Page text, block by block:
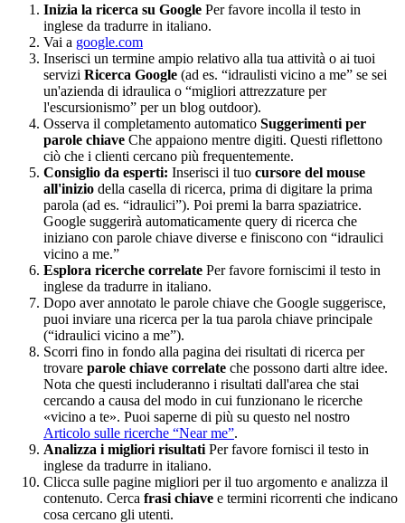
Inizia la ricerca su Google Per favore incolla il testo in
inglese da tradurre in italiano.
Vai a google.com
Inserisci un termine ampio relativo alla tua attività o ai tuoi
servizi Ricerca Google (ad es. “idraulisti vicino a me” se sei
un'azienda di idraulica o “migliori attrezzature per
l'escursionismo” per un blog outdoor).
Osserva il completamento automatico Suggerimenti per
parole chiave Che appaiono mentre digiti. Questi riflettono
ciò che i clienti cercano più frequentemente.
Consiglio da esperti: Inserisci il tuo cursore del mouse
all'inizio della casella di ricerca, prima di digitare la prima
parola (ad es. “idraulici”). Poi premi la barra spaziatrice.
Google suggerirà automaticamente query di ricerca che
iniziano con parole chiave diverse e finiscono con “idraulici
vicino a me.”
Esplora ricerche correlate Per favore forniscimi il testo in
inglese da tradurre in italiano.
Dopo aver annotato le parole chiave che Google suggerisce,
puoi inviare una ricerca per la tua parola chiave principale
(“idraulici vicino a me”).
Scorri fino in fondo alla pagina dei risultati di ricerca per
trovare parole chiave correlate che possono darti altre idee.
Nota che questi includeranno i risultati dall'area che stai
cercando a causa del modo in cui funzionano le ricerche
«vicino a te». Puoi saperne di più su questo nel nostro
Articolo sulle ricerche “Near me”.
Analizza i migliori risultati Per favore fornisci il testo in
inglese da tradurre in italiano.
Clicca sulle pagine migliori per il tuo argomento e analizza il
contenuto. Cerca frasi chiave e termini ricorrenti che indicano
cosa cercano gli utenti.